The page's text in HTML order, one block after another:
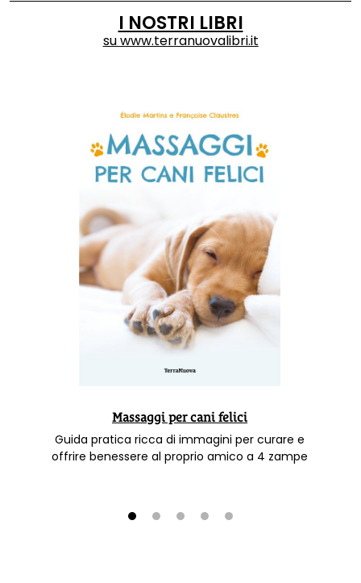
I NOSTRI LIBRI
suwww.terranuovalibri.it
Massaggi per cani felici
Guida pratica ricca di immagini per curare e
offrire benessere al proprio amico a 4 zampe